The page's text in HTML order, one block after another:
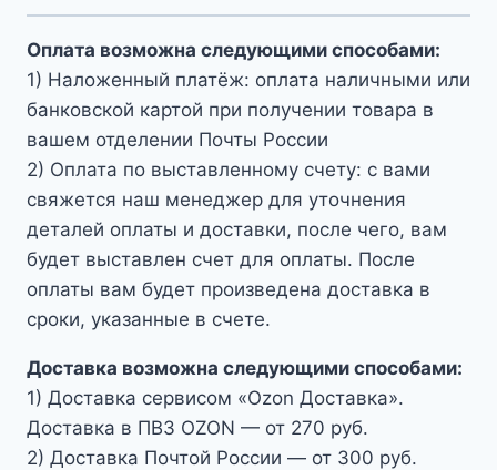
Оплата возможна следующими способами:
1) Наложенный платёж: оплата наличными или
банковской картой при получении товара в
вашем отделении Почты России
2) Оплата по выставленному счету: с вами
свяжется наш менеджер для уточнения
деталей оплаты и доставки, после чего, вам
будет выставлен счет для оплаты. После
оплаты вам будет произведена доставка в
сроки, указанные в счете.
Доставка возможна следующими способами:
1) Доставка сервисом «Ozon Доставка».
Доставка в ПВЗ OZON — от 270 руб.
2) Доставка Почтой России — от 300 руб.